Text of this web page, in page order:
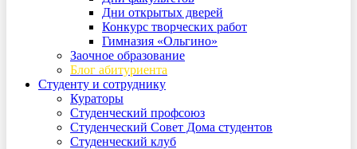
Дни открытых дверей
Конкурс творческих работ
Гимназия «Ольгино»
Заочное образование
Блог абитуриента
Студенту и сотруднику
Кураторы
Студенческий профсоюз
Студенческий Совет Дома студентов
Студенческий клуб